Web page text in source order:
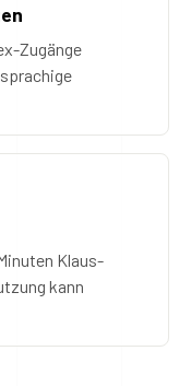
Zugänge
Klaus-
kann